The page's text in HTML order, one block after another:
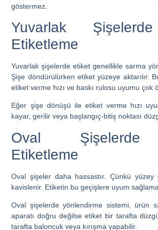
göstermez.
Yuvarlak
Etiketleme
Yuvarlak şişelerde etiket genellikle sarma
Şişe döndürülürken etiket yüzeye aktarılır.
etiket verme hızı ve baskı rulosu uyumu çok
Eğer şişe dönüşü ile etiket verme hızı
kayar, gerilir veya başlangıç-bitiş noktası
Oval Şişelerde
Etiketleme
Oval şişeler daha hassastır. Çünkü
kavislenir. Etiketin bu geçişlere uyum
Oval şişelerde yönlendirme sistemi, ürün
aparatı doğru değilse etiket bir tarafta
tarafta baloncuk veya kırışma yapabilir.